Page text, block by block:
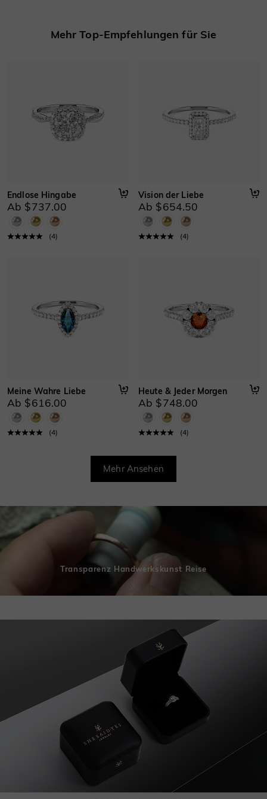
5.1 mmMehr Top-Empfehlungen für Sie
Endlose Hingabe
Ab $737.00
(4)
Vision der Liebe
Ab $654.50
(4)
Meine Wahre Liebe
Ab $616.00
(4)
Heute & Jeder Morgen
Ab $748.00
(4)
Mehr Ansehen
Transparenz Handwerkskunst Reise